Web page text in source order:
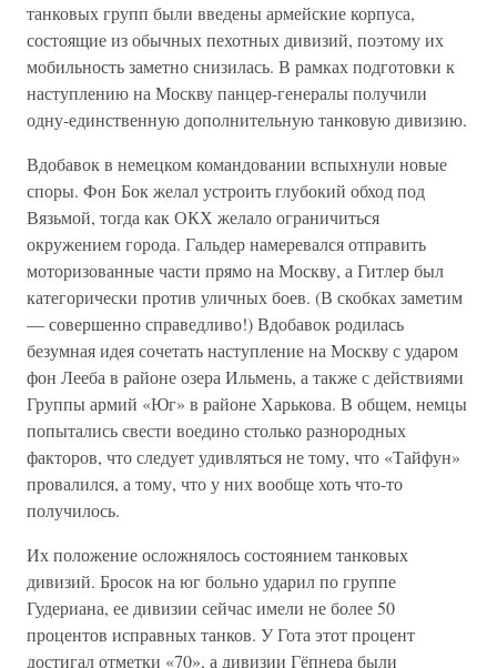
танковых групп были введены армейские корпуса,
состоящие из обычных пехотных дивизий, поэтому их
мобильность заметно снизилась. В рамках подготовки к
наступлению на Москву панцер-генералы получили
одну-единственную дополнительную танковую дивизию.
Вдобавок в немецком командовании вспыхнули новые
споры. Фон Бок желал устроить глубокий обход под
Вязьмой, тогда как ОКХ желало ограничиться
окружением города. Гальдер намеревался отправить
моторизованные части прямо на Москву, а Гитлер был
категорически против уличных боев. (В скобках заметим
— совершенно справедливо!) Вдобавок родилась
безумная идея сочетать наступление на Москву с ударом
фон Лееба в районе озера Ильмень, а также с действиями
Группы армий «Юг» в районе Харькова. В общем, немцы
попытались свести воедино столько разнородных
факторов, что следует удивляться не тому, что «Тайфун»
провалился, а тому, что у них вообще хоть что-то
получилось.
Их положение осложнялось состоянием танковых
дивизий. Бросок на юг больно ударил по группе
Гудериана, ее дивизии сейчас имели не более 50
процентов исправных танков. У Гота этот процент
достигал отметки «70», а дивизии Гёпнера были